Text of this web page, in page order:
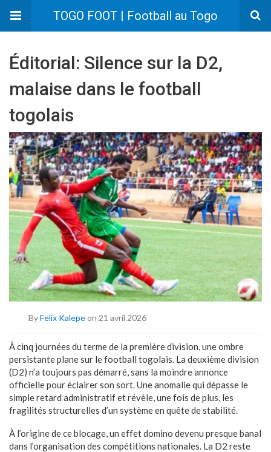
TOGO FOOT | Football au Togo
Éditorial: Silence sur la D2,
malaise dans le football
togolais
ByFelix Kalepeon 21 avril 2026
À cinq journées du terme de la première division, une ombre
persistante plane sur le football togolais. La deuxième division
(D2) n’a toujours pas démarré, sans la moindre annonce
officielle pour éclairer son sort. Une anomalie qui dépasse le
simple retard administratif et révèle, une fois de plus, les
fragilités structurelles d’un système en quête de stabilité.
À l’origine de ce blocage, un effet domino devenu presque banal
dans l’organisation des compétitions nationales. La D2 reste